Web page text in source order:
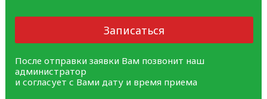
Записаться
После отправки заявки Вам позвонит наш
администратор
и согласует с Вами дату и время приема